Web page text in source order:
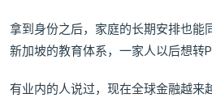
拿到身份之后，家庭的长期安排也能
新加坡的教育体系，一家人以后想转
有业内的人说过，现在全球金融越来